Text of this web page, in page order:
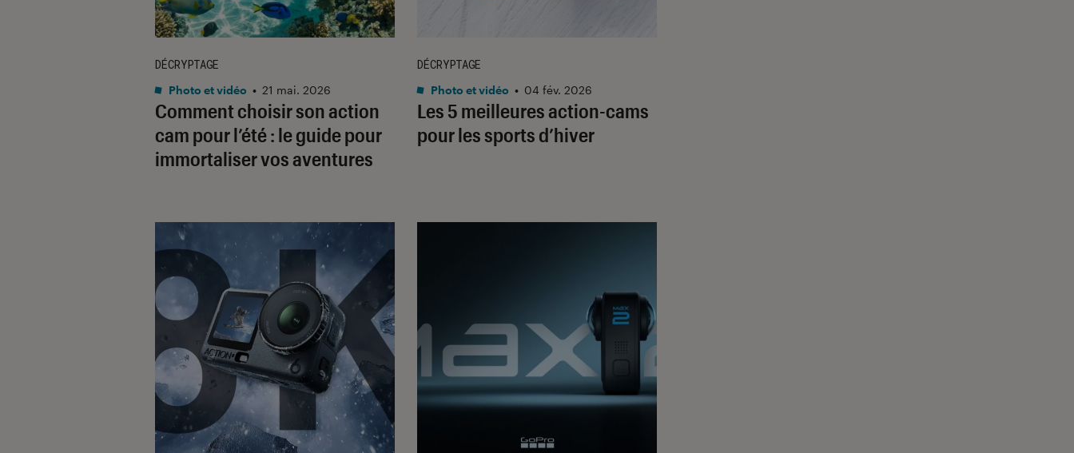
Comment choisir son action
cam pour l’été : le guide pour
immortaliser vos aventures
DÉCRYPTAGE
Photo et vidéo • 21 mai. 2026
Les 5 meilleures action-cams
pour les sports d’hiver
DÉCRYPTAGE
Photo et vidéo • 04 fév. 2026